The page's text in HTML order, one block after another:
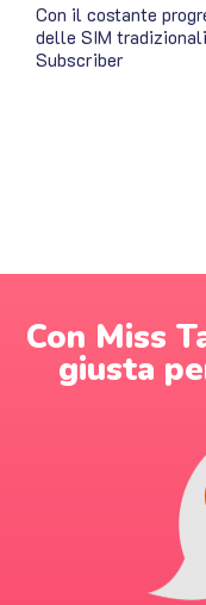
Con il costante
delle SIM
Subscriber
Con Miss
giusta